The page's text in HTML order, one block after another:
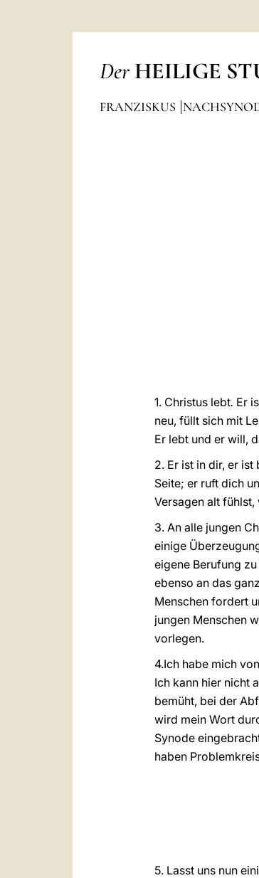
Der HEILIGE
FRANZISKUS
1. Christus lebt. Er
neu, füllt sich mit
Er lebt und er will,
2. Er ist in dir, er
Seite; er ruft dich
Versagen alt
3. An alle jungen
einige
eigene Berufung
ebenso an das
Menschen fordert
jungen Menschen
vorlegen.
4.Ich habe mich
Ich kann hier nicht
bemüht, bei der
wird mein Wort
Synode
haben
5. Lasst uns nun